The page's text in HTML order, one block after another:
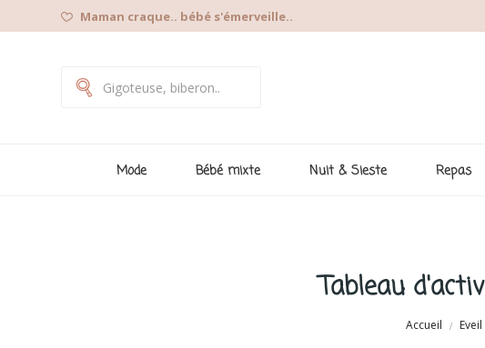
Maman craque.. bébé s'émerveille..
Mode Bébé mixte Nuit & Sieste Repas
Tableau
Accueil